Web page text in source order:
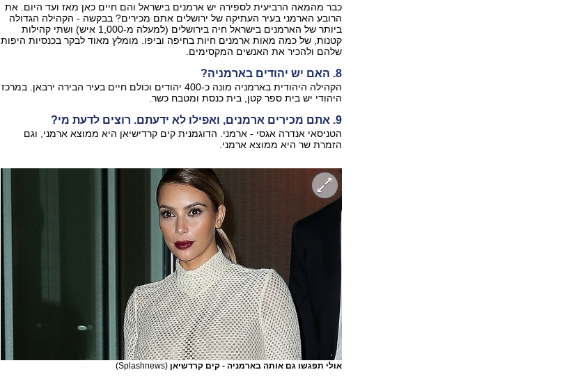
כבר מהמאה הרביעית לספירה יש ארמנים בישראל והם חיים כאן מאז ועד היום. את
הרובע הארמני בעיר העתיקה של ירושלים אתם מכירים? בבקשה - הקהילה הגדולה
ביותר של הארמנים בישראל חיה בירושלים (למעלה מ-1,000 איש) ושתי קהילות
קטנות, של כמה מאות ארמנים חיות בחיפה וביפו. מומלץ מאוד לבקר בכנסיות היפות
שלהם ולהכיר את האנשים המקסימים.
8. האם יש יהודים בארמניה?
הקהילה היהודית בארמניה מונה כ-400 יהודים וכולם חיים בעיר הבירה ירבאן. במרכז
היהודי יש בית ספר קטן, בית כנסת ומטבח כשר.
9. אתם מכירים ארמנים, ואפילו לא ידעתם. רוצים לדעת מי?
הטניסאי אנדרה אגסי - ארמני. הדוגמנית קים קרדישיאן היא ממוצא ארמני, וגם
הזמרת שר היא ממוצא ארמני.
אולי תפגשו גם אותה בארמניה - קים קרדשיאן (Splashnews)